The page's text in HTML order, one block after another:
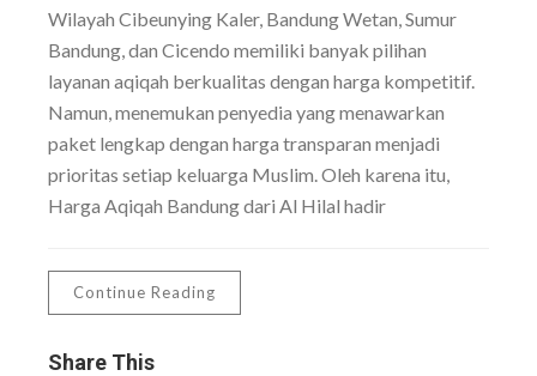
Wilayah Cibeunying Kaler, Bandung Wetan, Sumur
Bandung, dan Cicendo memiliki banyak pilihan
layanan aqiqah berkualitas dengan harga kompetitif.
Namun, menemukan penyedia yang menawarkan
paket lengkap dengan harga transparan menjadi
prioritas setiap keluarga Muslim. Oleh karena itu,
Harga Aqiqah Bandung dari Al Hilal hadir
Continue Reading
Share This